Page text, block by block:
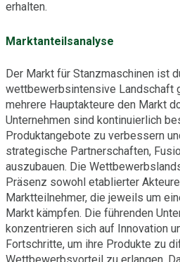
erhalten.
Marktanteilsanalyse
Der Markt für Stanzmaschinen ist
wettbewerbsintensive Landschaft
mehrere Hauptakteure den Markt
Unternehmen sind kontinuierlich
Produktangebote zu verbessern
strategische Partnerschaften,
auszubauen. Die
Präsenz sowohl etablierter
Marktteilnehmer, die jeweils um
Markt kämpfen. Die führenden
konzentrieren sich auf Innovation
Fortschritte, um ihre Produkte zu